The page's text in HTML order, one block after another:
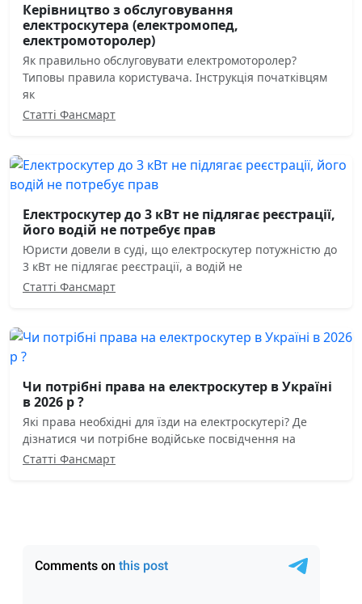
Керівництво з обслуговування
електроскутера (електромопед,
електромоторолер)
Як правильно обслуговувати електромоторолер?
Типовы правила користувача. Інструкція початківцям
як
Статті Фансмарт
Електроскутер до 3 кВт не підлягає реєстрації,
його водій не потребує прав
Юристи довели в суді, що електроскутер потужністю до
3 кВт не підлягає реєстрації, а водій не
Статті Фансмарт
Чи потрібні права на електроскутер в Україні
в 2026 р ?
Які права необхідні для їзди на електроскутері? Де
дізнатися чи потрібне водійське посвідчення на
Статті Фансмарт